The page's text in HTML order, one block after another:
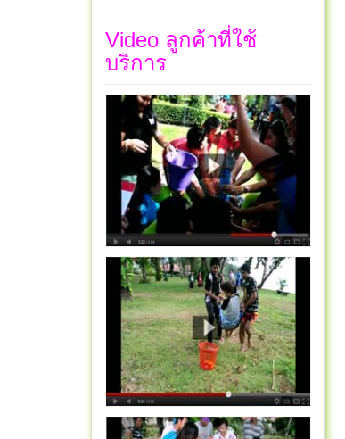
Video ลูกค้าที่ใช้
บริการ